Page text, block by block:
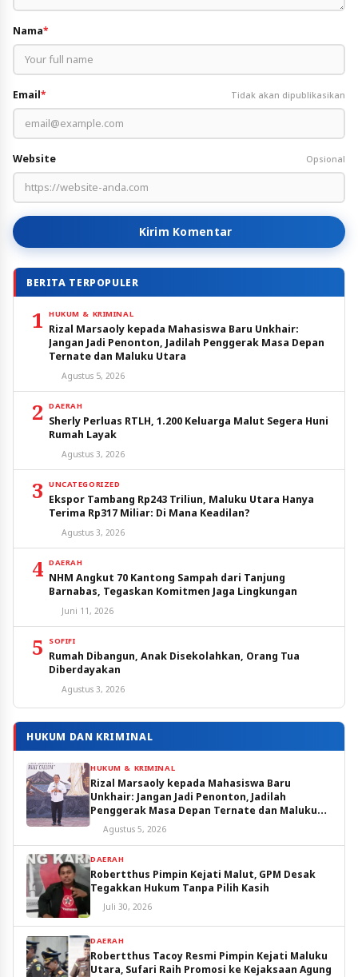
Nama*
Email* Tidak akan dipublikasikan
Website Opsional
Kirim Komentar
BERITA TERPOPULER
1 HUKUM & KRIMINAL
Rizal Marsaoly kepada Mahasiswa Baru Unkhair:
Jangan Jadi Penonton, Jadilah Penggerak Masa Depan
Ternate dan Maluku Utara
Agustus 5, 2026
2 DAERAH
Sherly Perluas RTLH, 1.200 Keluarga Malut Segera Huni
Rumah Layak
Agustus 3, 2026
3 UNCATEGORIZED
Ekspor Tambang Rp243 Triliun, Maluku Utara Hanya
Terima Rp317 Miliar: Di Mana Keadilan?
Agustus 3, 2026
4 DAERAH
NHM Angkut 70 Kantong Sampah dari Tanjung
Barnabas, Tegaskan Komitmen Jaga Lingkungan
Juni 11, 2026
5 SOFIFI
Rumah Dibangun, Anak Disekolahkan, Orang Tua
Diberdayakan
Agustus 3, 2026
HUKUM DAN KRIMINAL
HUKUM & KRIMINAL
Rizal Marsaoly kepada Mahasiswa Baru
Unkhair: Jangan Jadi Penonton, Jadilah
Penggerak Masa Depan Ternate dan Maluku
Utara
Agustus 5, 2026
DAERAH
Robertthus Pimpin Kejati Malut, GPM Desak
Tegakkan Hukum Tanpa Pilih Kasih
Juli 30, 2026
DAERAH
Robertthus Tacoy Resmi Pimpin Kejati Maluku
Utara, Sufari Raih Promosi ke Kejaksaan Agung